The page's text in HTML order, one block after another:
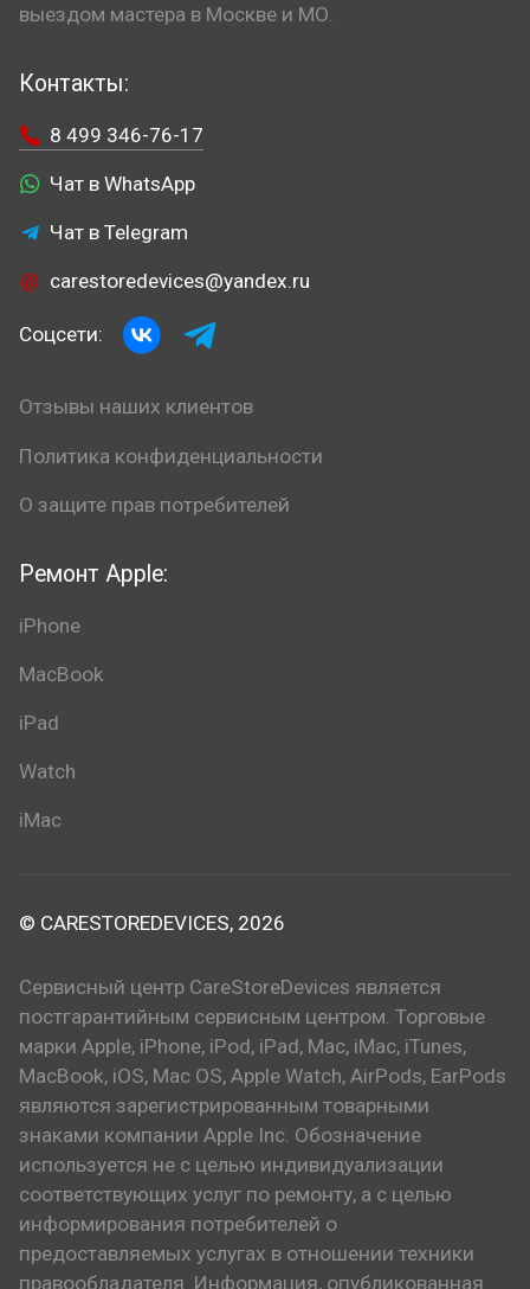
выездом мастера в Москве и МО.
Ремонт Apple:
iPhone
MacBook
iPad
Watch
iMac
Контакты:
8 499 346-76-17
Чат в WhatsApp
Чат в Telegram
carestoredevices@yandex.ru
Соцсети:
Отзывы наших клиентов
Политика конфиденциальности
О защите прав потребителей
© CARESTOREDEVICES, 2026
Сервисный центр CareStoreDevices является
постгарантийным сервисным центром. Торговые
марки Apple, iPhone, iPod, iPad, Mac, iMac, iTunes,
MacBook, iOS, Mac OS, Apple Watch, AirPods, EarPods
являются зарегистрированным товарными
знаками компании Apple Inc. Обозначение
используется не с целью индивидуализации
соответствующих услуг по ремонту, а с целью
информирования потребителей о
предоставляемых услугах в отношении техники
правообладателя. Информация, опубликованная